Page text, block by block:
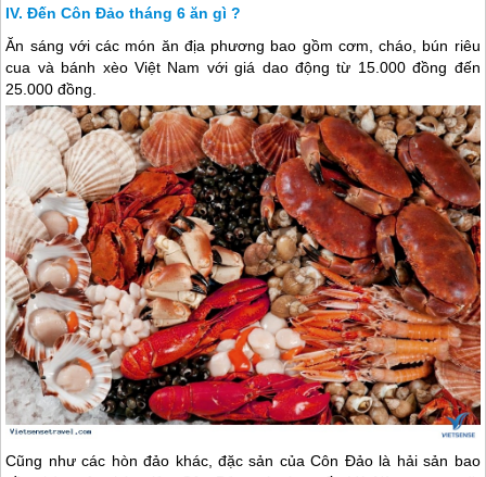
Đến Côn Đảo tháng 6 ăn gì ?
Ăn sáng với các món ăn địa phương bao gồm cơm, cháo, bún riêu
cua và bánh xèo Việt Nam với giá dao động từ 15.000 đồng đến
25.000 đồng.
Cũng như các hòn đảo khác, đặc sản củaCôn Đảolà hải sản bao